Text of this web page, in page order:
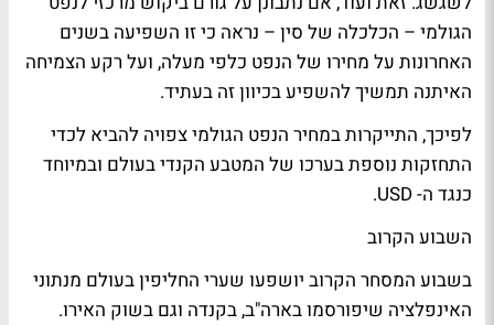
הגולמי – הכלכלה של סין – נראה כי זו השפיעה בשנים
האחרונות על מחירו של הנפט כלפי מעלה, ועל רקע הצמיחה
האיתנה תמשיך להשפיע בכיוון זה בעתיד.
לפיכך, התייקרות במחיר הנפט הגולמי צפויה להביא לכדי
התחזקות נוספת בערכו של המטבע הקנדי בעולם ובמיוחד
כנגד ה- USD.
השבוע הקרוב
בשבוע המסחר הקרוב יושפעו שערי החליפין בעולם מנתוני
האינפלציה שיפורסמו בארה"ב, בקנדה וגם בשוק האירו.